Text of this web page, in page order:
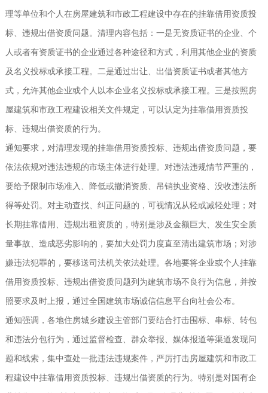
理等单位和个人在房屋建筑和市政工程建设中存在的挂靠借用资质投
标、违规出借资质问题。清理内容包括：一是无资质证书的企业、个
人或者有资质证书的企业通过各种途径和方式，利用其他企业的资质
及名义投标或承接工程。二是通过出让、出借资质证书或者其他方
式，允许其他企业或个人以本企业名义投标或承接工程。三是按照房
屋建筑和市政工程建设相关文件规定，可以认定为挂靠借用资质投
标、违规出借资质的行为。
通知要求，对清理发现的挂靠借用资质投标、违规出借资质问题，要
依法依规对违法违规的市场主体进行处理。对违法违规情节严重的，
要给予限制市场准入、降低或撤消资质、吊销执业资格、没收违法所
得等处罚。对主动查找、纠正问题的，可视情况从轻或减轻处理；对
长期挂靠借用、违规出租资质的，特别是涉及金额巨大、发生安全质
量事故、造成恶劣影响的，要加大处罚力度直至清出建筑市场；对涉
嫌违法犯罪的，要移送司法机关依法处理。各地要将企业或个人挂靠
借用资质投标、违规出借资质问题列为建筑市场不良行为信息，并按
照要求及时上报，通过全国建筑市场诚信信息平台向社会公布。
通知强调，各地住房城乡建设主管部门要结合打击围标、串标、转包
和违法分包行为，通过监督检查、群众举报、媒体报道等渠道发现问
题和线索，集中查处一批违法违规案件，严厉打击房屋建筑和市政工
程建设中挂靠借用资质投标、违规出借资质的行为。特别是对国有企